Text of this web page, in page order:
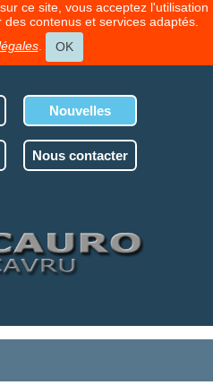
ce site, vous acceptez l'utilisation
contenus et services adaptés.
. OK
Nouvelles
Nous contacter